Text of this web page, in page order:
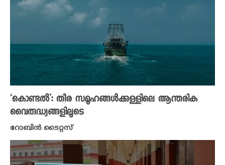
‘കൊണ്ടൽ’: തീര സമൂഹങ്ങൾക്കുള്ളിലെ ആന്തരിക
വൈരുദ്ധ്യങ്ങളിലൂടെ
റോബിൻ ടൈറ്റസ്